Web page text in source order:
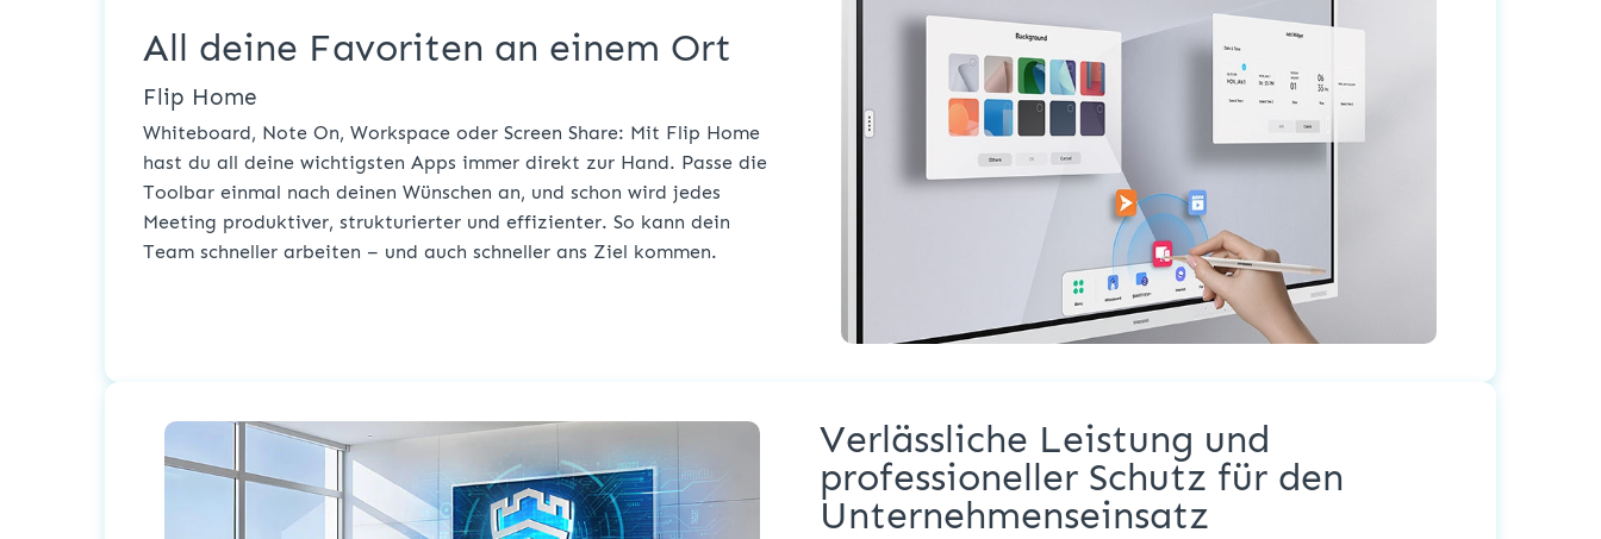
All deine Favoriten an einem Ort
Flip Home
Whiteboard, Note On, Workspace oder Screen Share: Mit Flip Home
hast du all deine wichtigsten Apps immer direkt zur Hand. Passe die
Toolbar einmal nach deinen Wünschen an, und schon wird jedes
Meeting produktiver, strukturierter und effizienter. So kann dein
Team schneller arbeiten – und auch schneller ans Ziel kommen.
Verlässliche Leistung und
professioneller Schutz für den
Unternehmenseinsatz